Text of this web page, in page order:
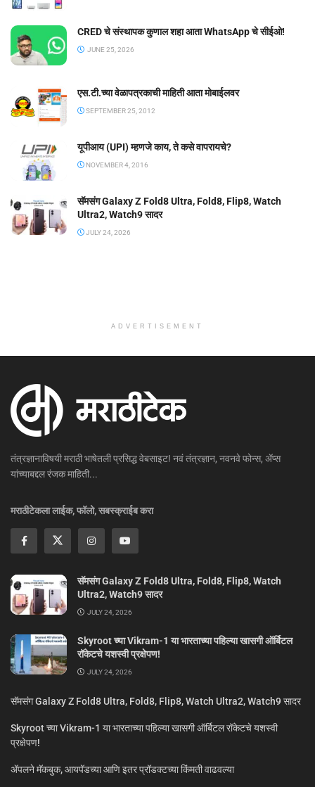
CRED चे संस्थापक कुणाल शहा आता WhatsApp चे सीईओ!
JUNE 25, 2026
एस.टी.च्या वेळापत्रकाची माहिती आता मोबाईलवर
SEPTEMBER 25, 2012
यूपीआय (UPI) म्हणजे काय, ते कसे वापरायचे?
NOVEMBER 4, 2016
सॅमसंग Galaxy Z Fold8 Ultra, Fold8, Flip8, Watch
Ultra2, Watch9 सादर
JULY 24, 2026
ADVERTISEMENT
तंत्रज्ञानाविषयी मराठी भाषेतली प्रसिद्ध वेबसाइट! नवं तंत्रज्ञान, नवनवे फोन्स, ॲप्स
यांच्याबद्दल रंजक माहिती...
मराठीटेकला लाईक, फॉलो, सबस्क्राईब करा
सॅमसंग Galaxy Z Fold8 Ultra, Fold8, Flip8, Watch
Ultra2, Watch9 सादर
JULY 24, 2026
Skyroot च्या Vikram-1 या भारताच्या पहिल्या खासगी ऑर्बिटल
रॉकेटचे यशस्वी प्रक्षेपण!
JULY 24, 2026
सॅमसंग Galaxy Z Fold8 Ultra, Fold8, Flip8, Watch Ultra2, Watch9 सादर
Skyroot च्या Vikram-1 या भारताच्या पहिल्या खासगी ऑर्बिटल रॉकेटचे यशस्वी
प्रक्षेपण!
ॲपलने मॅकबुक, आयपॅडच्या आणि इतर प्रॉडक्टच्या किंमती वाढवल्या